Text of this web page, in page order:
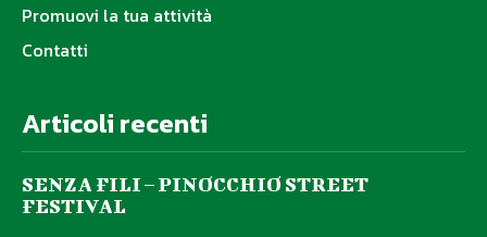
Promuovi la tua attività
Contatti
Articoli recenti
SENZA FILI – PINOCCHIO STREET
FESTIVAL